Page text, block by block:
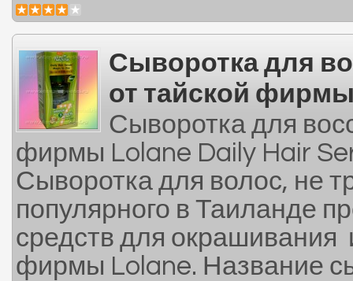
Сыворотка для
от тайской
Сыворотка для
фирмы Lolane Daily Hair
Сыворотка для волос, не
популярного в Таиланде
средств для окрашивания
фирмы Lolane. Название